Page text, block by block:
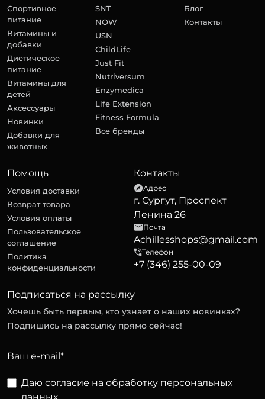
Спортивное
питание
Витамины и
добавки
Диетическое
питание
Витамины для
детей
Аксессуары
Новинки
Добавки для
животных
SNT
NOW
USN
ChildLife
Just Fit
Nutriversum
Enzymedica
Life Extension
Fitness Formula
Все бренды
Блог
Контакты
Помощь
Условия доставки
Возврат товара
Условия оплаты
Пользовательское
соглашение
Политика
конфиденциальности
Контакты
Адрес
г. Сургут, Проспект
Ленина 26
Почта
Achillesshops@gmail.com
Телефон
+7 (346) 255-00-09
Подписаться на рассылку
Хочешь быть первым, кто узнает о наших новинках?
Подпишись на рассылку прямо сейчас!
Даю согласие на обработку персональных